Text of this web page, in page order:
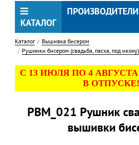
КАТАЛОГ
ПРОИЗВОДИТЕЛИ
Каталог
Вышивка бисером
Рушники бисером (свадьба, пасха, под икону)
С 13 ИЮЛЯ ПО 4
В ОТПУСКЕ!
РВМ_021 Рушник
вышивки